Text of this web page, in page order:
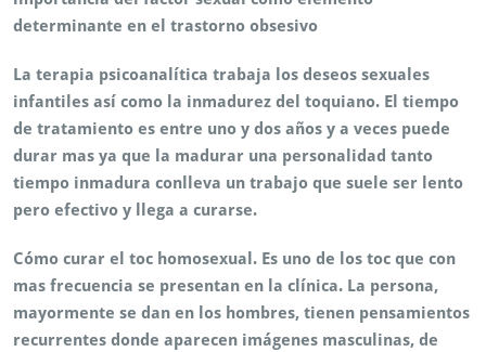
determinante en el trastorno obsesivo
La terapia psicoanalítica trabaja los deseos sexuales
infantiles así como la inmadurez del toquiano. El tiempo
de tratamiento es entre uno y dos años y a veces puede
durar mas ya que la madurar una personalidad tanto
tiempo inmadura conlleva un trabajo que suele ser lento
pero efectivo y llega a curarse.
Cómo curar el toc homosexual. Es uno de los toc que con
mas frecuencia se presentan en la clínica. La persona,
mayormente se dan en los hombres, tienen pensamientos
recurrentes donde aparecen imágenes masculinas, de